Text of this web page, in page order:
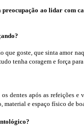
ao lidar com
que goste, que sinta amor
tenha coragem e força
dentes após as refeições
material e espaço físico de